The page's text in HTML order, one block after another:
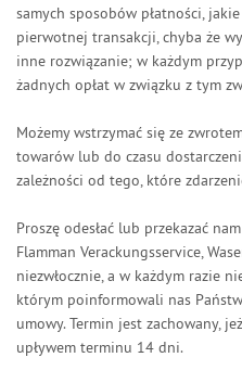
samych sposobów płatności,
pierwotnej transakcji, chyba że
inne rozwiązanie; w każdym
żadnych opłat w związku z tym
Możemy wstrzymać się ze
towarów lub do czasu
zależności od tego, które
Proszę odesłać lub przekazać
Flamman Verackungsservice,
niezwłocznie, a w każdym razie
którym poinformowali nas
umowy. Termin jest zachowany,
upływem terminu 14 dni.